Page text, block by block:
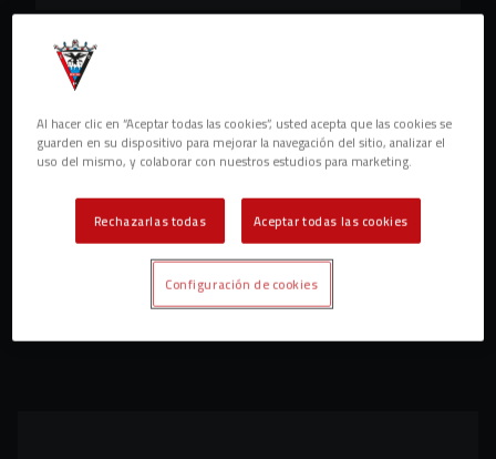
Al hacer clic en “Aceptar todas las cookies”, usted acepta que las cookies se
guarden en su dispositivo para mejorar la navegación del sitio, analizar el
uso del mismo, y colaborar con nuestros estudios para marketing.
Rechazarlas todas Aceptar todas las cookies
Configuración de cookies